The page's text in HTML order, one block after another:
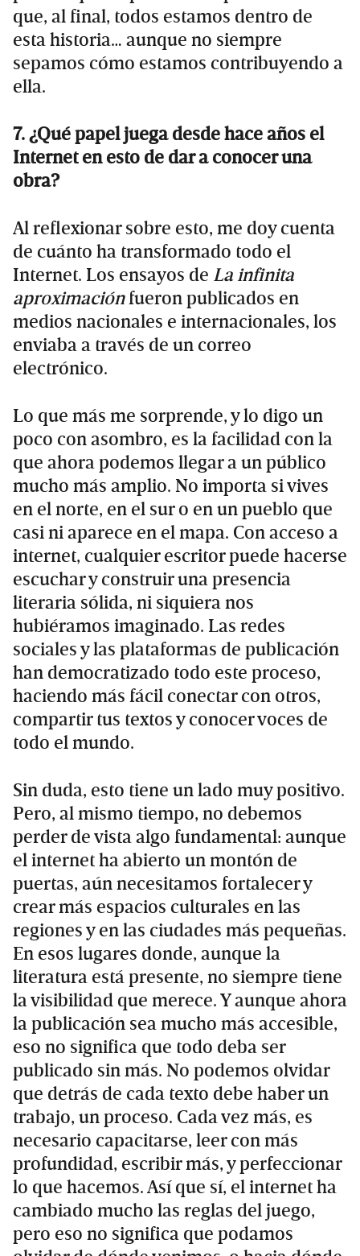
que, al final, todos estamos dentro de
esta historia… aunque no siempre
sepamos cómo estamos contribuyendo a
ella.
7. ¿Qué papel juega desde hace años el
Internet en esto de dar a conocer una
obra?
Al reflexionar sobre esto, me doy cuenta
de cuánto ha transformado todo el
Internet. Los ensayos de La infinita
aproximaciónfueron publicados en
medios nacionales e internacionales, los
enviaba a través de un correo
electrónico.
Lo que más me sorprende, y lo digo un
poco con asombro, es la facilidad con la
que ahora podemos llegar a un público
mucho más amplio. No importa si vives
en el norte, en el sur o en un pueblo que
casi ni aparece en el mapa. Con acceso a
internet, cualquier escritor puede hacerse
escuchar y construir una presencia
literaria sólida, ni siquiera nos
hubiéramos imaginado. Las redes
sociales y las plataformas de publicación
han democratizado todo este proceso,
haciendo más fácil conectar con otros,
compartir tus textos y conocer voces de
todo el mundo.
Sin duda, esto tiene un lado muy positivo.
Pero, al mismo tiempo, no debemos
perder de vista algo fundamental: aunque
el internet ha abierto un montón de
puertas, aún necesitamos fortalecer y
crear más espacios culturales en las
regiones y en las ciudades más pequeñas.
En esos lugares donde, aunque la
literatura está presente, no siempre tiene
la visibilidad que merece. Y aunque ahora
la publicación sea mucho más accesible,
eso no significa que todo deba ser
publicado sin más. No podemos olvidar
que detrás de cada texto debe haber un
trabajo, un proceso. Cada vez más, es
necesario capacitarse, leer con más
profundidad, escribir más, y perfeccionar
lo que hacemos. Así que sí, el internet ha
cambiado mucho las reglas del juego,
pero eso no significa que podamos